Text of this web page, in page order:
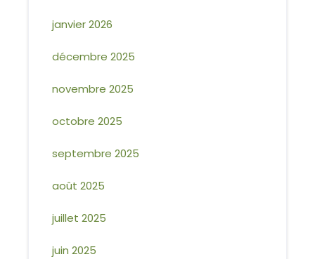
janvier 2026
décembre 2025
novembre 2025
octobre 2025
septembre 2025
août 2025
juillet 2025
juin 2025